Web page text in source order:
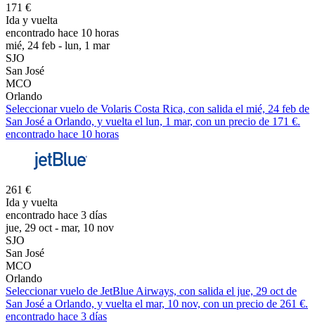
171 €
Ida y vuelta
encontrado hace 10 horas
mié, 24 feb - lun, 1 mar
SJO
San José
MCO
Orlando
Seleccionar vuelo de Volaris Costa Rica, con salida el mié, 24 feb de
San José a Orlando, y vuelta el lun, 1 mar, con un precio de 171 €.
encontrado hace 10 horas
261 €
Ida y vuelta
encontrado hace 3 días
jue, 29 oct - mar, 10 nov
SJO
San José
MCO
Orlando
Seleccionar vuelo de JetBlue Airways, con salida el jue, 29 oct de
San José a Orlando, y vuelta el mar, 10 nov, con un precio de 261 €.
encontrado hace 3 días